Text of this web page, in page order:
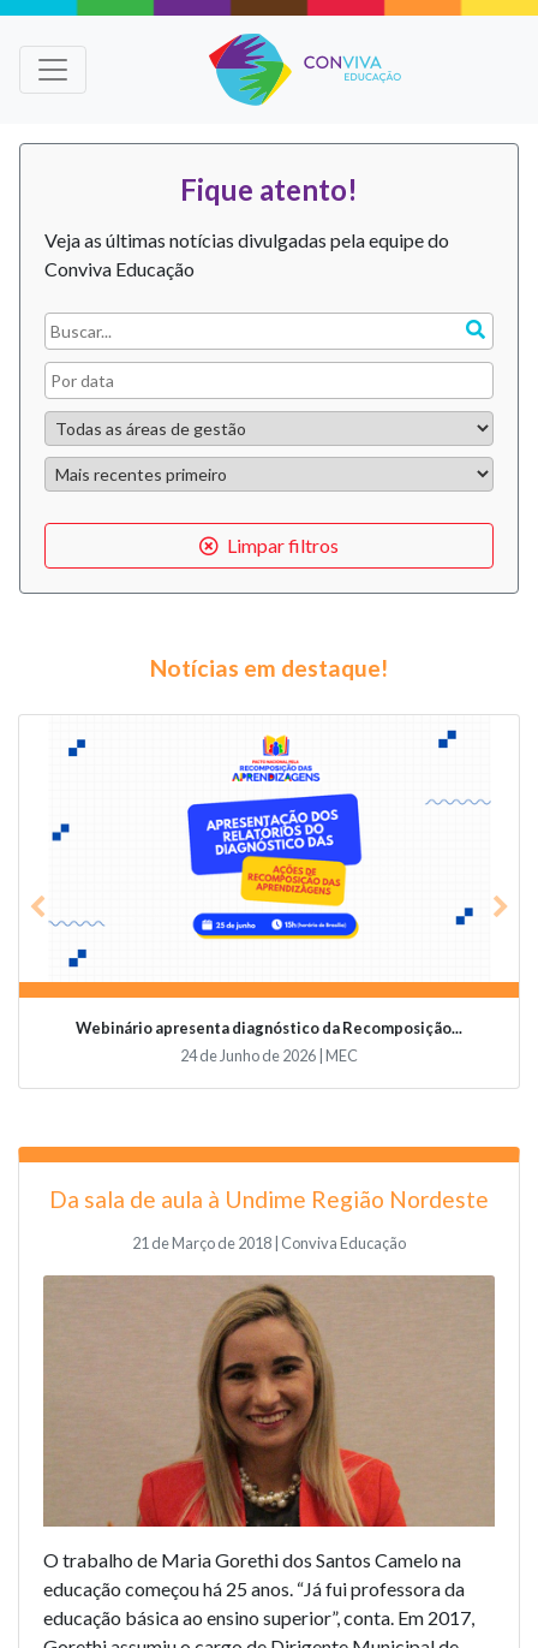
Fique atento!
Veja as últimas notícias divulgadas pela equipe do
Conviva Educação
Limpar filtros
Notícias em destaque!
Recomposição...
Videoconferência vai abordar o papel
19 de Junho de 2026 |
Previous
Da sala de aula à Undime Região Nordeste
21 de Março de 2018 | Conviva Educação
O trabalho de Maria Gorethi dos Santos Camelo na
educação começou há 25 anos. “Já fui professora da
educação básica ao ensino superior”, conta. Em 2017,